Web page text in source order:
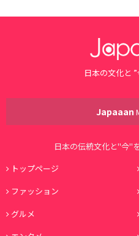
日本の文化と
Japaaan
日本の伝統文化と"今"
トップページ
ファッション
グルメ